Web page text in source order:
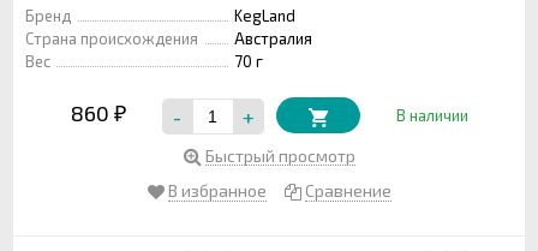
Бренд
KegLand
Страна происхождения
Австралия
Вес
70 г
860 ₽ - + В наличии
Быстрый просмотр
В избранное
Сравнение